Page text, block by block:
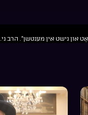
“אַ מענטש מוז האָבן ריין און קלאָר גלויבן